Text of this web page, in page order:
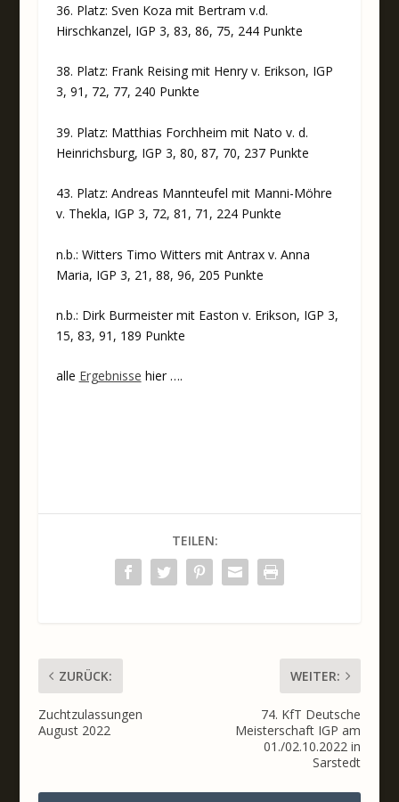
36. Platz: Sven Koza mit Bertram v.d.
Hirschkanzel, IGP 3, 83, 86, 75, 244 Punkte
38. Platz: Frank Reising mit Henry v. Erikson, IGP
3, 91, 72, 77, 240 Punkte
39. Platz: Matthias Forchheim mit Nato v. d.
Heinrichsburg, IGP 3, 80, 87, 70, 237 Punkte
43. Platz: Andreas Mannteufel mit Manni-Möhre
v. Thekla, IGP 3, 72, 81, 71, 224 Punkte
n.b.: Witters Timo Witters mit Antrax v. Anna
Maria, IGP 3, 21, 88, 96, 205 Punkte
n.b.: Dirk Burmeister mit Easton v. Erikson, IGP 3,
15, 83, 91, 189 Punkte
alle Ergebnisse hier ….
TEILEN:
ZURÜCK:
Zuchtzulassungen
August 2022
WEITER:
74. KfT Deutsche
Meisterschaft IGP am
01./02.10.2022 in
Sarstedt